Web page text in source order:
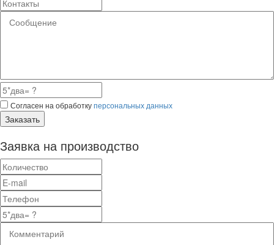
Согласен на обработкуперсональных данных
Заказать
Заявка на производство